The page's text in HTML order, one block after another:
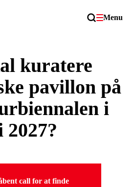
Menu
kuratere
pavillon på
i
2027?
call for at finde